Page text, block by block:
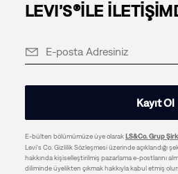
LEVI’S®İLE
Kayıt Ol
E-bülten bölümümüze üye olarakLS&Co. Grup
Levi's Co. Gizlilik Sözleşmesi üzerinde açıklandığı
hakkında kişiselleştirilmiş pazarlama e-postlarını
diliminde üyelikten çıkmak hakkıyla kabul etmiş